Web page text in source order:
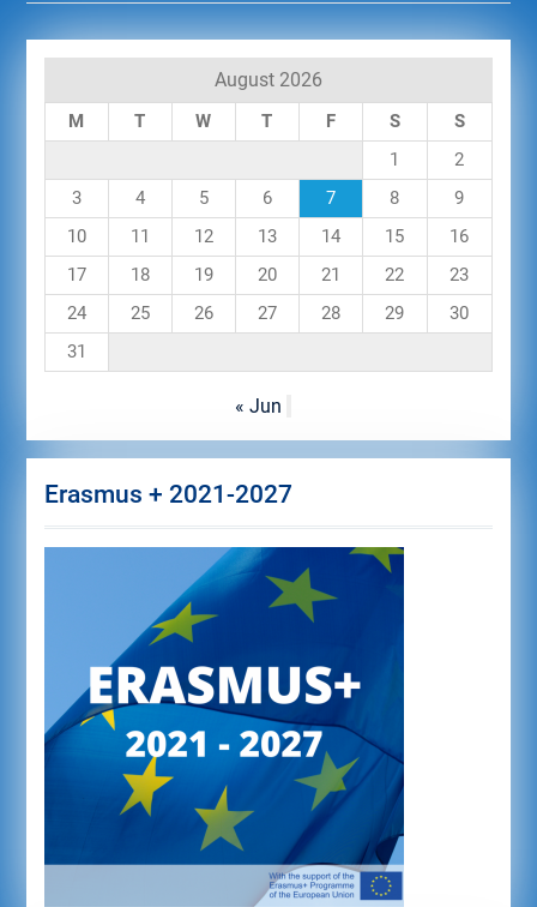
August 2026
M T W T F S
S
1
2
3
4 5 6 7 8
9
10
11 12 13 14 15
16
17
18 19 20 21 22
23
24
25 26 27 28 29
30
31
« Jun
Erasmus + 2021-2027